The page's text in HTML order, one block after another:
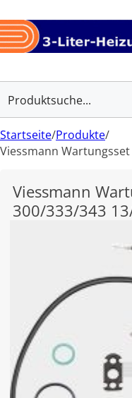
Startseite/Produkte/
Viessmann
Viessmann
300/333/343